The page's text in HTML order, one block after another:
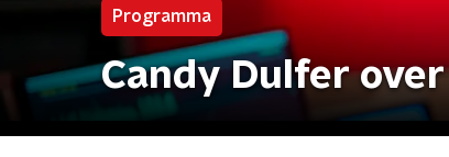
Programma
Candy Dulfer